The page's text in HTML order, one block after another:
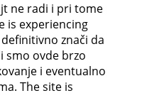
ne radi i pri tome
is experiencing
znači da
smo ovde brzo
i eventualno
The site is